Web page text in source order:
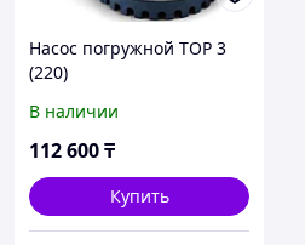
Насос погружной TOP 3
(220)
В наличии
112 600₸
Купить